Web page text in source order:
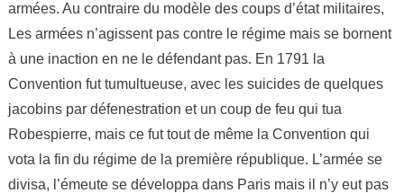
armées. Au contraire du modèle des coups d’état militaires,
Les armées n’agissent pas contre le régime mais se bornent
à une inaction en ne le défendant pas. En 1791 la
Convention fut tumultueuse, avec les suicides de quelques
jacobins par défenestration et un coup de feu qui tua
Robespierre, mais ce fut tout de même la Convention qui
vota la fin du régime de la première république. L’armée se
divisa, l’émeute se développa dans Paris mais il n’y eut pas